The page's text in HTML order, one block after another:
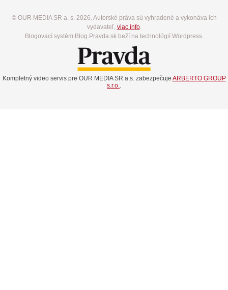
© OUR MEDIA SR a. s. 2026. Autorské práva sú vyhradené a vykonáva ich
vydavateľ, viac info.
Blogovací systém Blog.Pravda.sk beží na technológií Wordpress.
Kompletný video servis pre OUR MEDIA SR a.s. zabezpečuje ARBERTO GROUP
s.r.o.